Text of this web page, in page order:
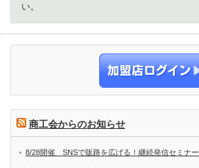
い。
商工会からのお知らせ
8/28開催 SNSで販路を広げる！継続発信セミナー